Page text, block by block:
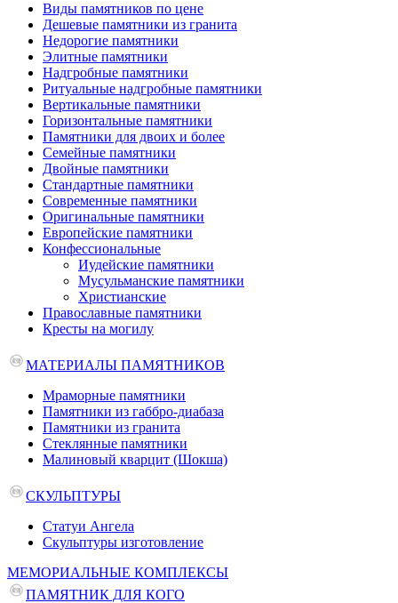
Виды памятников по цене
Дешевые памятники из гранита
Недорогие памятники
Элитные памятники
Надгробные памятники
Ритуальные надгробные памятники
Вертикальные памятники
Горизонтальные памятники
Памятники для двоих и более
Семейные памятники
Двойные памятники
Стандартные памятники
Современные памятники
Оригинальные памятники
Европейские памятники
Конфессиональные
Иудейские памятники
Мусульманские памятники
Христианские
Православные памятники
Кресты на могилу
МАТЕРИАЛЫ ПАМЯТНИКОВ
Мраморные памятники
Памятники из габбро-диабаза
Памятники из гранита
Стеклянные памятники
Малиновый кварцит (Шокша)
СКУЛЬПТУРЫ
Статуи Ангела
Скульптуры изготовление
МЕМОРИАЛЬНЫЕ КОМПЛЕКСЫ
ПАМЯТНИК ДЛЯ КОГО